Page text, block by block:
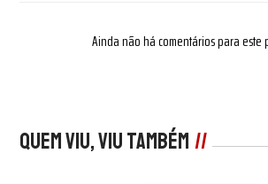
Ainda não há comentários para este
Quem viu, viu também